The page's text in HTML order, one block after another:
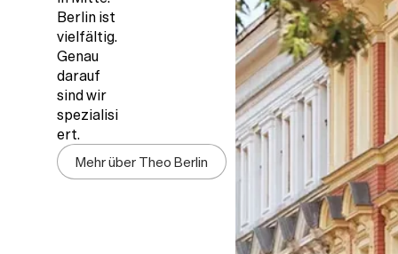
Berlin ist
vielfältig.
Genau
darauf
sind wir
spezialisi
ert.
Mehr über Theo Berlin